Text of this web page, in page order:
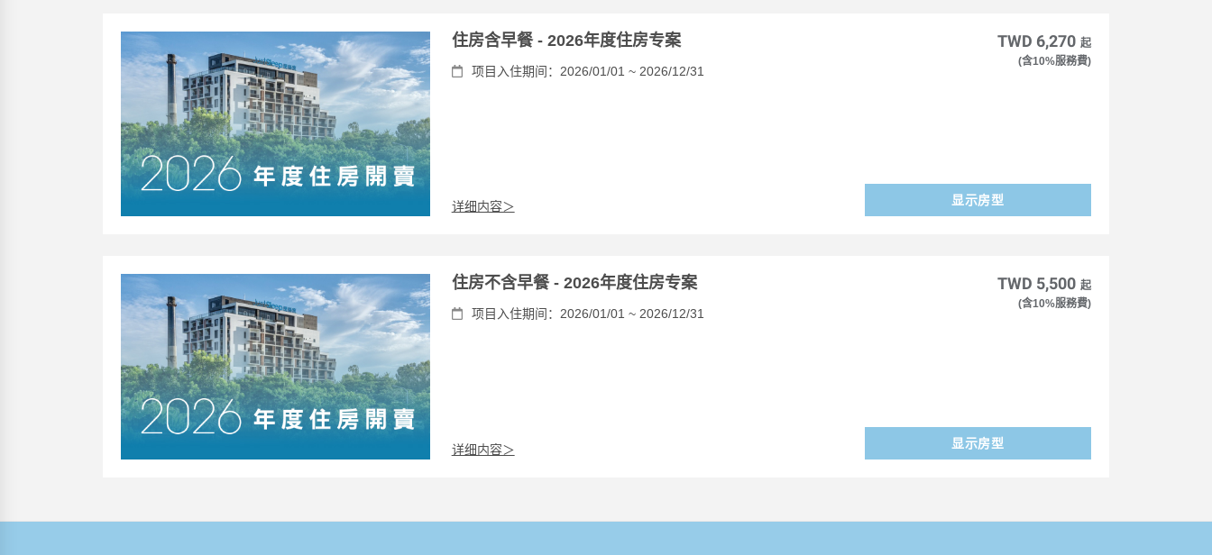
住房含早餐 - 2026年度住房专案
项目入住期间：2026/01/01 ~ 2026/12/31
详细内容＞
TWD 6,270 起
(含10%服務費)
显示房型
住房不含早餐 - 2026年度住房专案
项目入住期间：2026/01/01 ~ 2026/12/31
详细内容＞
TWD 5,500 起
(含10%服務費)
显示房型